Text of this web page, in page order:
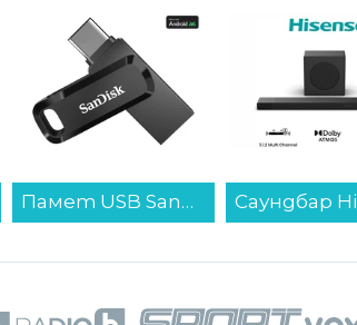
Памет USB SanDisk Ultra Dual USB-C/USB 3.1 64GB SDDDC3-064G-G46...